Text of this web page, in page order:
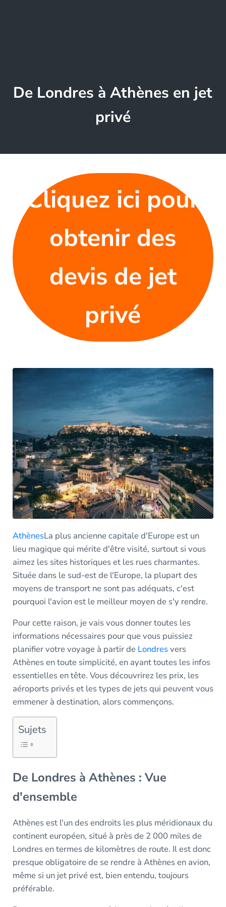
De Londres à Athènes en jet
privé
Cliquez ici pour
obtenir des
devis de jet
privé
AthènesLa plus ancienne capitale d'Europe est un
lieu magique qui mérite d'être visité, surtout si vous
aimez les sites historiques et les rues charmantes.
Située dans le sud-est de l'Europe, la plupart des
moyens de transport ne sont pas adéquats, c'est
pourquoi l'avion est le meilleur moyen de s'y rendre.
Pour cette raison, je vais vous donner toutes les
informations nécessaires pour que vous puissiez
planifier votre voyage à partir de Londresvers
Athènes en toute simplicité, en ayant toutes les infos
essentielles en tête. Vous découvrirez les prix, les
aéroports privés et les types de jets qui peuvent vous
emmener à destination, alors commençons.
Sujets
De Londres à Athènes : Vue
d'ensemble
Athènes est l'un des endroits les plus méridionaux du
continent européen, situé à près de 2 000 miles de
Londres en termes de kilomètres de route. Il est donc
presque obligatoire de se rendre à Athènes en avion,
même si un jet privé est, bien entendu, toujours
préférable.